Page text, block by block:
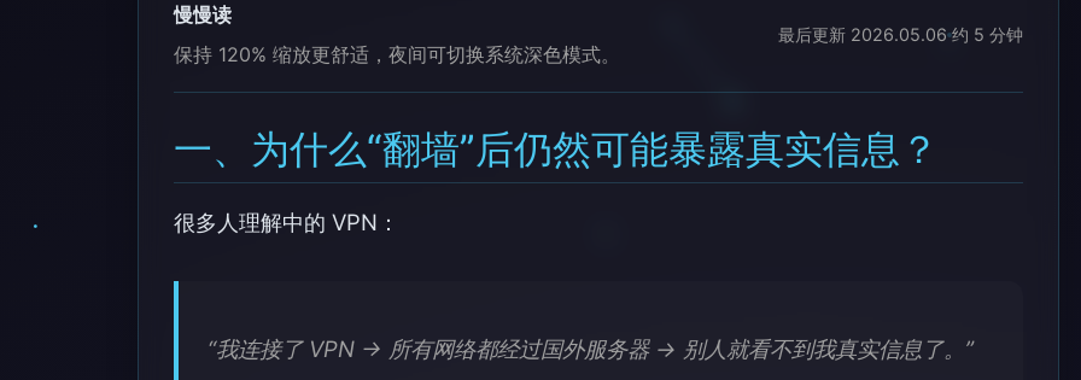
慢慢读
保持 120% 缩放更舒适，夜间可切换系统深色模式。
最后更新 2026.05.06 约 5 分钟
一、为什么“翻墙”后仍然可能暴露真实信息？
很多人理解中的 VPN：
“我连接了 VPN → 所有网络都经过国外服务器 → 别人就看不到我真实信息了。”